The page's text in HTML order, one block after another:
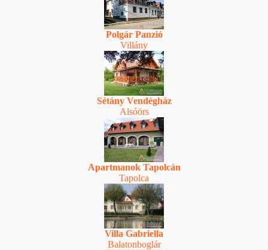
Polgár Panzió
Villány
Sétány Vendégház
Alsóörs
Apartmanok Tapolcán
Tapolca
Villa Gabriella
Balatonboglár